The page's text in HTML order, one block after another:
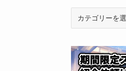
リ
ー